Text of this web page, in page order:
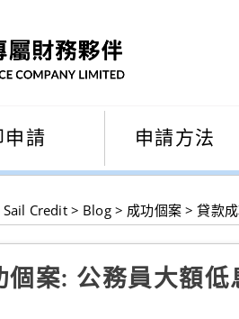
申請 申請方法
Credit> Blog> 成功個案>貸款
個案: 公務員大額低